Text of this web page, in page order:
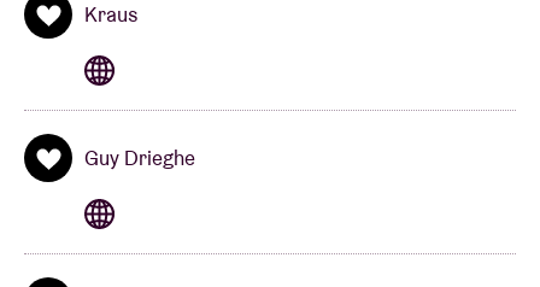
Kraus
Guy Drieghe